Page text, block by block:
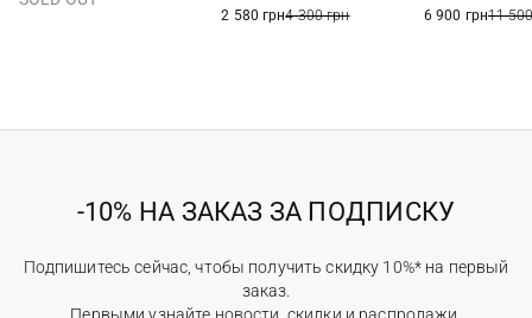
40,5
2 580 грн4 300 грн
6 900 грн11
-10% НА ЗАКАЗ ЗА ПОДПИСКУ
Подпишитесь сейчас, чтобы получить скидку 10%* на первый
заказ.